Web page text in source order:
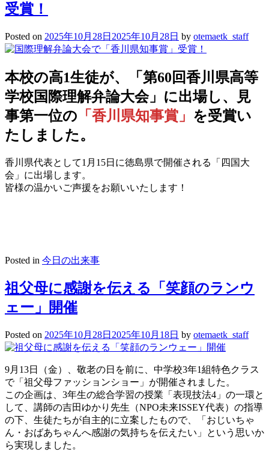
受賞！
Posted on 2025年10月28日 2025年10月28日 by otemaetk_staff
本校の高1生徒が、「第60回香川県高等
学校国際理解弁論大会」に出場し、見
事第一位の 「香川県知事賞」 を受賞い
たしました。
香川県代表として1月15日に徳島県で開催される「四国大
会」に出場します。
皆様の温かいご声援をお願いいたします！
Posted in 今日の出来事
祖父母に感謝を伝える「笑顔のランウ
ェー」開催
Posted on 2025年10月28日 2025年10月18日 by otemaetk_staff
9月13日（金）、敬老の日を前に、中学校3年1組特色クラス
で「祖父母ファッションショー」が開催されました。
この企画は、3年生の総合学習の授業「表現技法4」の一環と
して、講師の吉田ゆかり先生（NPO未来ISSEY代表）の指導
の下、生徒たちが自主的に立案したもので、「おじいちゃ
ん・おばあちゃんへ感謝の気持ちを伝えたい」という思いか
ら実現しました。